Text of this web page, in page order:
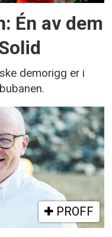
Én av dem
demorigg er i
PROFF